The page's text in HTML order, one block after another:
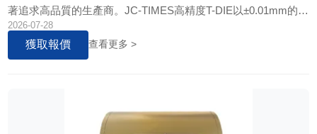
著追求高品質的生產商。JC-TIMES高精度T-DIE以±0.01mm的超
高精度與HRC≥58的極致硬度，為拉伸膜生產線提供穩定可靠的
擠出解決方案。
2026-07-28
獲取報價 查看更多 >